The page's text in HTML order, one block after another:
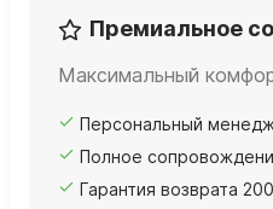
Премиальное
Максимальный
Персональный
Полное
Гарантия возврата